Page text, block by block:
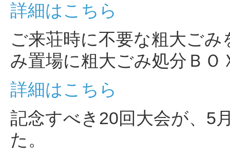
詳細はこちら
ご来荘時に不要な粗大ご
み置場に粗大ごみ処分Ｂ
詳細はこちら
記念すべき20回大会が、5
た。